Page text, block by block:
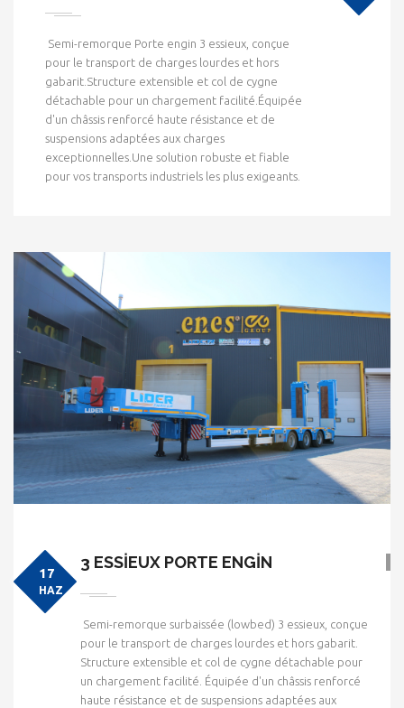
Semi-remorque Porte engin 3 essieux, conçue
pour le transport de charges lourdes et hors
gabarit.Structure extensible et col de cygne
détachable pour un chargement facilité.Équipée
d'un châssis renforcé haute résistance et de
suspensions adaptées aux charges
exceptionnelles.Une solution robuste et fiable
pour vos transports industriels les plus exigeants.
3 ESSİEUX PORTE ENGİN
17
HAZ
Semi-remorque surbaissée (lowbed) 3 essieux, conçue
pour le transport de charges lourdes et hors gabarit.
Structure extensible et col de cygne détachable pour
un chargement facilité. Équipée d'un châssis renforcé
haute résistance et de suspensions adaptées aux